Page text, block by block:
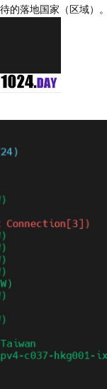
的落地国家（区域）